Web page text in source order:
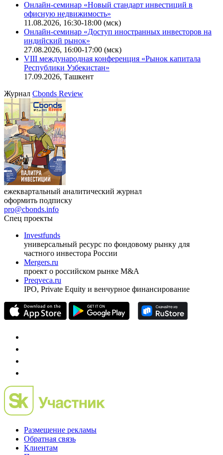
Поиск котировок облигаций
Ближайшие конференцииCbonds Congress
Онлайн-семинар «Новый стандарт инвестиций в
офисную недвижимость»
11.08.2026, 16:30-18:00 (мск)
Онлайн-семинар «Доступ иностранных инвесторов на
индийский рынок»
VIII международная конференция «Рынок капитала
Республики Узбекистан»
17.09.2026, Ташкент
ЖурналCbonds Review
ежеквартальный аналитический журнал
оформить подписку
pro@cbonds.info
Спец проекты
Investfunds
универсальный ресурс по фондовому рынку для
частного инвестора России
проект о российском рынке M&A
Preqveca.ru